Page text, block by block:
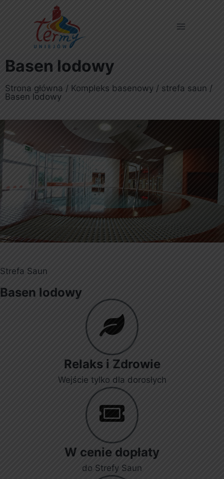
Basen lodowy
Strona główna / Kompleks basenowy / strefa saun /
Basen lodowy
Strefa Saun
Basen lodowy
Relaks i Zdrowie
Wejście tylko dla dorosłych
W cenie dopłaty
do Strefy Saun